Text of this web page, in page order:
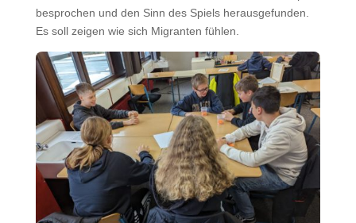
besprochen und den Sinn des Spiels herausgefunden.
Es soll zeigen wie sich Migranten fühlen.